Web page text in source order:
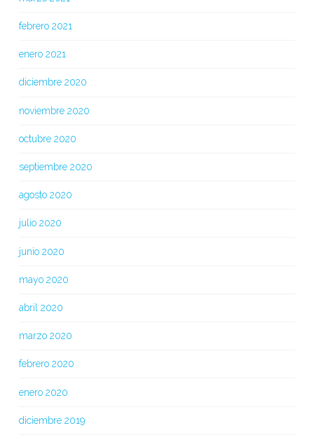
febrero 2021
enero 2021
diciembre 2020
noviembre 2020
octubre 2020
septiembre 2020
agosto 2020
julio 2020
junio 2020
mayo 2020
abril 2020
marzo 2020
febrero 2020
enero 2020
diciembre 2019